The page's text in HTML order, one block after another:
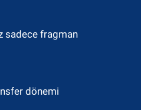
sadece fragman
dönemi